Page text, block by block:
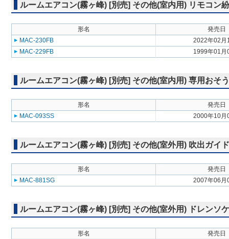
ルームエアコン(霧ヶ峰) [別売] その他(室内用) リモコン
形名
発売日
MAC-230FB
2022年02月
MAC-229FB
1999年01月
ルームエアコン(霧ヶ峰) [別売] その他(室内用) 専用おそ
形名
発売日
MAC-093SS
2000年10月
ルームエアコン(霧ヶ峰) [別売] その他(室外用) 吹出ガイド
形名
発売日
MAC-881SG
2007年06月
ルームエアコン(霧ヶ峰) [別売] その他(室外用) ドレンソ
形名
発売日